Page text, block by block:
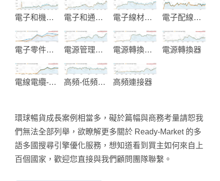
電子和機電開關 電子和通信產品 電子線材製造 電子配線與電子零組件製造
電子零件和機械元件製造 電源管理解決方案與旅行配件 電源轉換器-RJ45變壓器-網路濾波器 電源轉換器
電線電纜-線材加工 高頻-低頻-EMI-電源濾波器 高頻連接器
環球暢貨成長案例相當多，礙於篇幅與商務考量請恕我
們無法全部列舉，欲瞭解更多關於 Ready-Market 的多
語多國搜尋引擎優化服務，想知道看到買主如何來自上
百個國家，歡迎您直接與我們顧問團隊聯繫。